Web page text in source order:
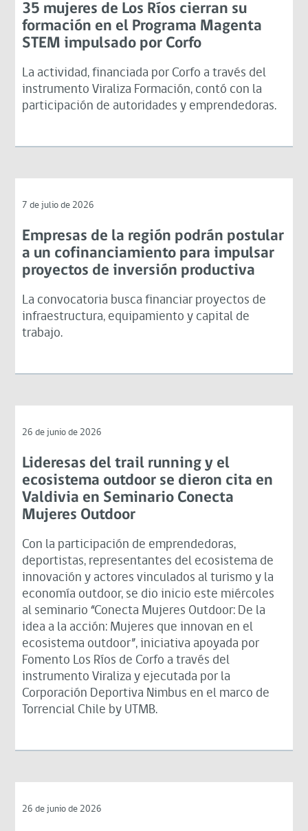
35 mujeres de Los Ríos cierran su
formación en el Programa Magenta
STEM impulsado por Corfo
La actividad, financiada por Corfo a través del
instrumento Viraliza Formación, contó con la
participación de autoridades y emprendedoras.
7 de julio de 2026
Empresas de la región podrán postular
a un cofinanciamiento para impulsar
proyectos de inversión productiva
La convocatoria busca financiar proyectos de
infraestructura, equipamiento y capital de
trabajo.
26 de junio de 2026
Lideresas del trail running y el
ecosistema outdoor se dieron cita en
Valdivia en Seminario Conecta
Mujeres Outdoor
Con la participación de emprendedoras,
deportistas, representantes del ecosistema de
innovación y actores vinculados al turismo y la
economía outdoor, se dio inicio este miércoles
al seminario “Conecta Mujeres Outdoor: De la
idea a la acción: Mujeres que innovan en el
ecosistema outdoor”, iniciativa apoyada por
Fomento Los Ríos de Corfo a través del
instrumento Viraliza y ejecutada por la
Corporación Deportiva Nimbus en el marco de
Torrencial Chile by UTMB.
26 de junio de 2026